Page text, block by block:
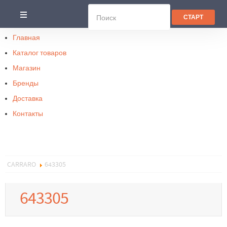
Главная
Каталог товаров
Магазин
Бренды
Доставка
Контакты
CARRARO 643305
643305